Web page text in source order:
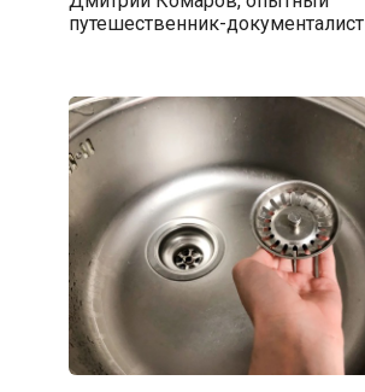
путешественник-документалист